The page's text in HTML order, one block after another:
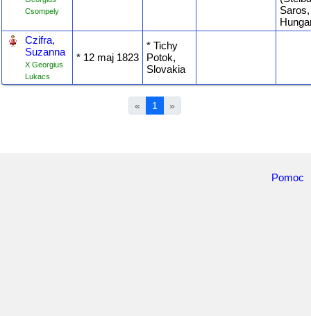
Csompely
Saros,
Czifra,
Suzanna
X Georgius
Lukacs
* ‎12 maj 1823
* Tichy
Potok,
Slovakia
« 1 »
Pomoc